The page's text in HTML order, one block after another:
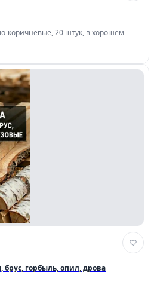
коричневые, 20 штук, в хорошем
брус, горбыль, опил, дрова